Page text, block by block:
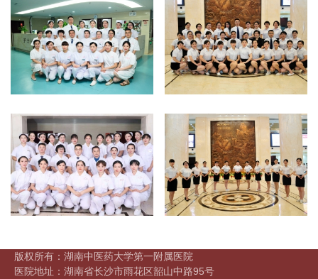
版权所有：湖南中医药大学第一附属医院
医院地址：湖南省长沙市雨花区韶山中路95号